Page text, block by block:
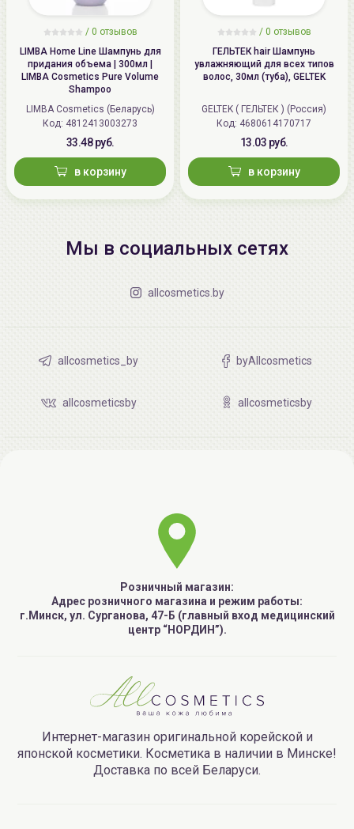
/ 0 отзывов
LIMBA Home Line Шампунь для
придания объема | 300мл |
LIMBA Cosmetics Pure Volume
Shampoo
LIMBA Cosmetics (Беларусь)
Код: 4812413003273
33.48 руб.
в корзину
/ 0 отзывов
ГЕЛЬТЕК hair Шампунь
увлажняющий для всех типов
волос, 30мл (туба), GELTEK
GELTEK ( ГЕЛЬТЕК ) (Россия)
Код: 4680614170717
13.03 руб.
в корзину
Мы в социальных сетях
allcosmetics.by
allcosmetics_by byAllcosmetics
allcosmeticsby allcosmeticsby
Розничный магазин:
Адрес розничного магазина и режим работы:
г.Минск, ул. Сурганова, 47-Б (главный вход медицинский
центр “НОРДИН”).
Интернет-магазин оригинальной корейской и
японской косметики. Косметика в наличии в Минске!
Доставка по всей Беларуси.